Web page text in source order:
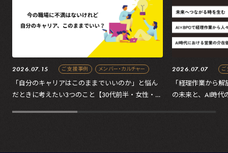
2026.07.15 ご支援事例 メンバー・カルチャー
「自分のキャリアはこのままでいいのか」と悩ん
だときに考えたい3つのこと【30代前半・女性・転
2026.07.07
「経理作業から
の未来と、AI時代